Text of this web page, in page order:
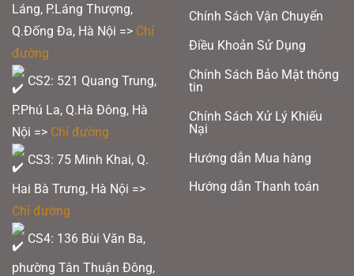
Láng, P.Láng Thượng,
Q.Đống Đa, Hà Nội => Chỉ
đường
CS2: 521 Quang Trung,
P.Phú La, Q.Hà Đông, Hà
Nội => Chỉ đường
CS3: 75 Minh Khai, Q.
Hai Bà Trưng, Hà Nội =>
Chỉ đường
CS4: 136 Bùi Văn Ba,
phường Tân Thuận Đông,
Chính Sách Vận Chuyển
Điều Khoản Sử Dụng
Chính Sách Bảo Mật thông
tin
Chính Sách Xử Lý Khiếu
Nại
Hướng dẫn Mua hàng
Hướng dẫn Thanh toán